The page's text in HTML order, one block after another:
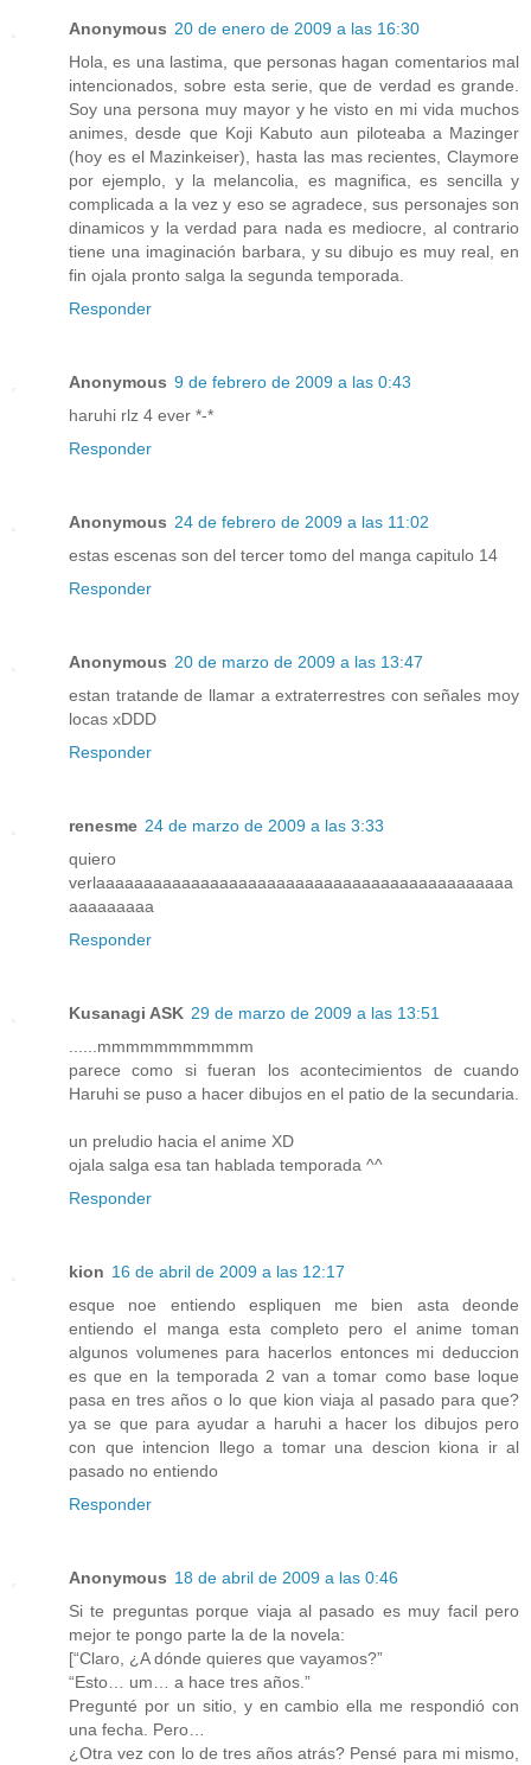
Anonymous 20 de enero de 2009 a las 16:30
Hola, es una lastima, que personas hagan comentarios mal
intencionados, sobre esta serie, que de verdad es grande.
Soy una persona muy mayor y he visto en mi vida muchos
animes, desde que Koji Kabuto aun piloteaba a Mazinger
(hoy es el Mazinkeiser), hasta las mas recientes, Claymore
por ejemplo, y la melancolia, es magnifica, es sencilla y
complicada a la vez y eso se agradece, sus personajes son
dinamicos y la verdad para nada es mediocre, al contrario
tiene una imaginación barbara, y su dibujo es muy real, en
fin ojala pronto salga la segunda temporada.
Responder
Anonymous 9 de febrero de 2009 a las 0:43
haruhi rlz 4 ever *-*
Responder
Anonymous 24 de febrero de 2009 a las 11:02
estas escenas son del tercer tomo del manga capitulo 14
Responder
Anonymous 20 de marzo de 2009 a las 13:47
estan tratande de llamar a extraterrestres con señales moy
locas xDDD
Responder
renesme 24 de marzo de 2009 a las 3:33
quiero
verlaaaaaaaaaaaaaaaaaaaaaaaaaaaaaaaaaaaaaaaaaaaa
aaaaaaaaa
Responder
Kusanagi ASK 29 de marzo de 2009 a las 13:51
......mmmmmmmmmmm
parece como si fueran los acontecimientos de cuando
Haruhi se puso a hacer dibujos en el patio de la secundaria.
un preludio hacia el anime XD
ojala salga esa tan hablada temporada ^^
Responder
kion 16 de abril de 2009 a las 12:17
esque noe entiendo espliquen me bien asta deonde
entiendo el manga esta completo pero el anime toman
algunos volumenes para hacerlos entonces mi deduccion
es que en la temporada 2 van a tomar como base loque
pasa en tres años o lo que kion viaja al pasado para que?
ya se que para ayudar a haruhi a hacer los dibujos pero
con que intencion llego a tomar una descion kiona ir al
pasado no entiendo
Responder
Anonymous 18 de abril de 2009 a las 0:46
Si te preguntas porque viaja al pasado es muy facil pero
mejor te pongo parte la de la novela:
[“Claro, ¿A dónde quieres que vayamos?”
“Esto… um… a hace tres años.”
Pregunté por un sitio, y en cambio ella me respondió con
una fecha. Pero…
¿Otra vez con lo de tres años atrás? Pensé para mi mismo,